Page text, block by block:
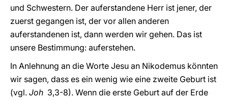
und Schwestern. Der auferstandene Herr ist jener, der
zuerst gegangen ist, der vor allen anderen
auferstandenen ist, dann werden wir gehen. Das ist
unsere Bestimmung: auferstehen.
In Anlehnung an die Worte Jesu an Nikodemus könnten
wir sagen, dass es ein wenig wie eine zweite Geburt ist
(vgl. Joh 3,3-8). Wenn die erste Geburt auf der Erde